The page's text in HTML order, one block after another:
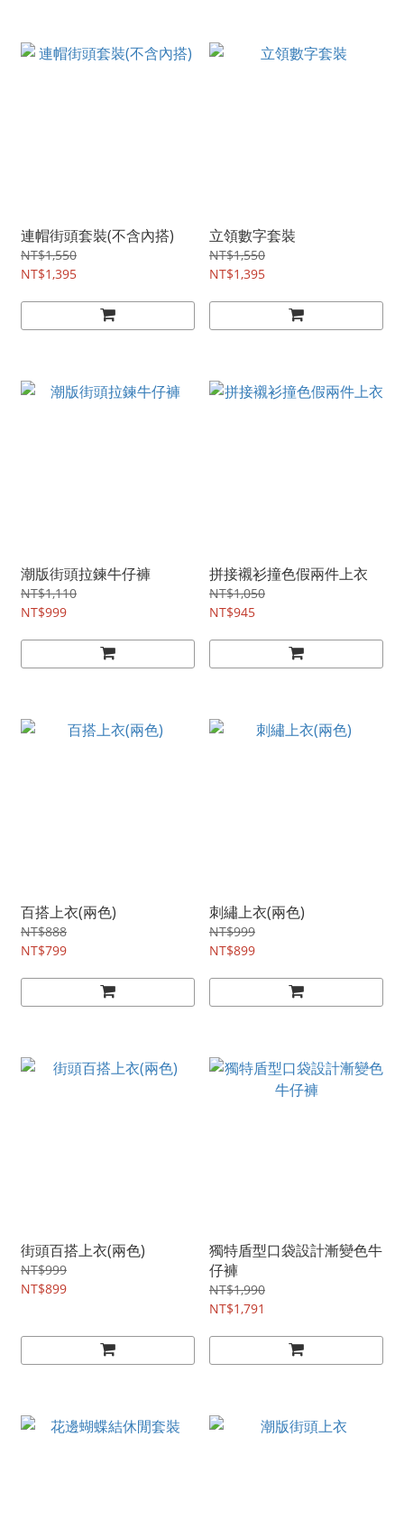
連帽街頭套裝(不含內搭)
NT$1,550
NT$1,395
立領數字套裝
NT$1,550
NT$1,395
潮版街頭拉鍊牛仔褲
NT$1,110
NT$999
拼接襯衫撞色假兩件上衣
NT$1,050
NT$945
百搭上衣(兩色)
NT$888
NT$799
刺繡上衣(兩色)
NT$999
NT$899
街頭百搭上衣(兩色)
NT$999
NT$899
獨特盾型口袋設計漸變色牛
仔褲
NT$1,990
NT$1,791